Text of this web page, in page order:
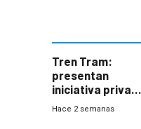
Tren Tram:
presentan
iniciativa privada
para una red de
Hace 2 semanas